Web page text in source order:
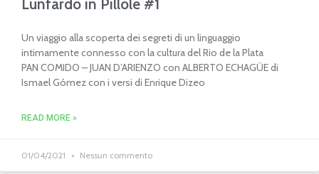
Lunfardo in Pillole #1
Un viaggio alla scoperta dei segreti di un linguaggio
intimamente connesso con la cultura del Rio de la Plata
PAN COMIDO – JUAN D’ARIENZO con ALBERTO ECHAGÜE di
Ismael Gómez con i versi di Enrique Dizeo
READ MORE »
01/04/2021 Nessun commento